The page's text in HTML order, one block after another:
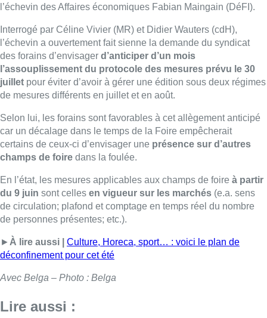
l’échevin des Affaires économiques Fabian Maingain (DéFI).
Interrogé par Céline Vivier (MR) et Didier Wauters (cdH),
l’échevin a ouvertement fait sienne la demande du syndicat
des forains d’envisager d’anticiper d’un mois
l’assouplissement du protocole des mesures prévu le 30
juillet pour éviter d’avoir à gérer une édition sous deux régimes
de mesures différents en juillet et en août.
Selon lui, les forains sont favorables à cet allègement anticipé
car un décalage dans le temps de la Foire empêcherait
certains de ceux-ci d’envisager une présence sur d’autres
champs de foire dans la foulée.
En l’état, les mesures applicables aux champs de foire à partir
du 9 juin sont celles en vigueur sur les marchés (e.a. sens
de circulation; plafond et comptage en temps réel du nombre
de personnes présentes; etc.).
► À lire aussi |
Culture, Horeca, sport… : voici le plan de
déconfinement pour cet été
Avec Belga – Photo : Belga
Lire aussi :